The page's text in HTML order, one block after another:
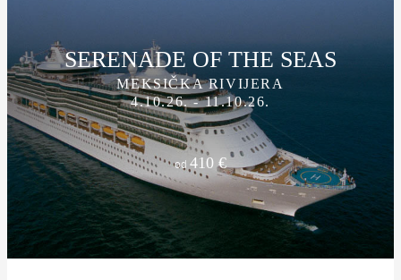
SERENADE OF THE SEAS
MEKSIČKA RIVIJERA
4.10.26. - 11.10.26.
od 410 €